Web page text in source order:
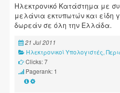
Ηλεκτρονικό Κατάστημα με
μελάνια εκτυπωτών και είδη
δωρεάν σε όλη την Ελλάδα.
21 Jul 2011
Ηλεκτρονικοί Υπολογιστές,
Clicks: 7
Pagerank: 1